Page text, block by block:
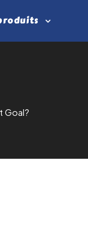
Goal?